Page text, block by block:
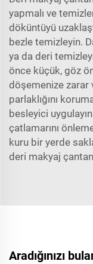
yapmalı ve
döküntüyü
bezle temizleyin.
ya da deri
önce küçük, göz
döşemenize zarar
parlaklığını
besleyici
çatlamarını
kuru bir yerde
deri makyaj
Aradığınızı